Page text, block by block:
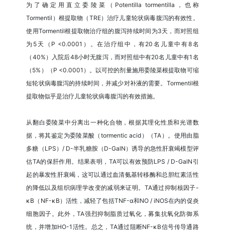
为了确定用直立委陵菜（Potentilla tormentilla，也称
Tormentil）根提取物（TRE）治疗儿童轮状病毒腹泻的有效性。
使用Tormentil根提取物治疗组的腹泻持续时间为3天，而对照组
为5天（P <0.0001）。在治疗组中，有20名儿童中有8名
（40%）入院后48小时无腹泻，而对照组中有20名儿童中有1名
（5%）（P <0.0001）。以可控的剂量施用委陵菜根提取物可缩
短轮状病毒腹泻的持续时间，并减少对补液的需要。Tormentil根
提取物似乎是治疗儿童轮状病毒腹泻的有效措施。
从翻白委陵菜中分离出一种化合物，根据其理化性质和光谱数
据，将其鉴定为委陵菜酸（tormentic acid）（TA）。使用由脂
多糖（LPS）/ D-半乳糖胺（D-GalN）诱导的急性肝衰竭模型评
估TA的保肝作用。结果表明，TA可以有效预防LPS / D-GalN引
起的暴发性肝衰竭，这可以通过血清氨基转移酶和总胆红素活性
的降低以及组织病理学改变的减弱来证明。TA通过抑制核因子-
κB（NF-κB）活性，减轻了包括TNF-α和NO / iNOS在内的促炎
细胞因子。此外，TA强烈抑制脂质过氧化，募集抗氧化防御系
统，并增加HO-1活性。总之，TA通过阻断NF-κB信号传导通路